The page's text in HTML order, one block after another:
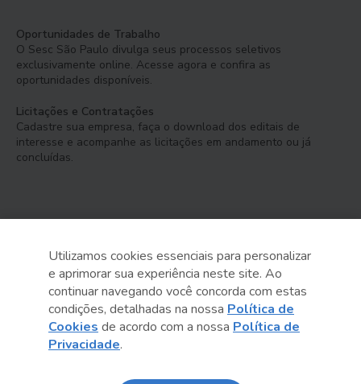
Oportunidades de Trabalho
O Sesc São Paulo divulga seus processos seletivos
exclusivamente online. Acesse agora e confira as
oportunidades disponíveis.
Licitações e Contratações
Cadastre sua empresa, faça o download dos editais de
interesse e acompanhe as licitações em andamento ou já
concluídas.
Serviço Social do Comércio
Administração Regional no Estado de São Paulo
Sesc São Paulo por aí:
Utilizamos cookies essenciais para personalizar
e aprimorar sua experiência neste site. Ao
continuar navegando você concorda com estas
condições, detalhadas na nossa Política de
Cookies de acordo com a nossa Política de
Privacidade.